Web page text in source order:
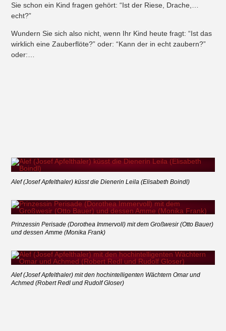
Sie schon ein Kind fragen gehört: “Ist der Riese, Drache,…
echt?”
Wundern Sie sich also nicht, wenn Ihr Kind heute fragt: “Ist das
wirklich eine Zauberflöte?” oder: “Kann der in echt zaubern?”
oder:…
Alef (Josef Apfelthaler) küsst die Dienerin Leila (Elisabeth Boindl)
Prinzessin Perisade (Dorothea Immervoll) mit dem Großwesir (Otto Bauer)
und dessen Amme (Monika Frank)
Alef (Josef Apfelthaler) mit den hochintelligenten Wächtern Omar und
Achmed (Robert Redl und Rudolf Gloser)